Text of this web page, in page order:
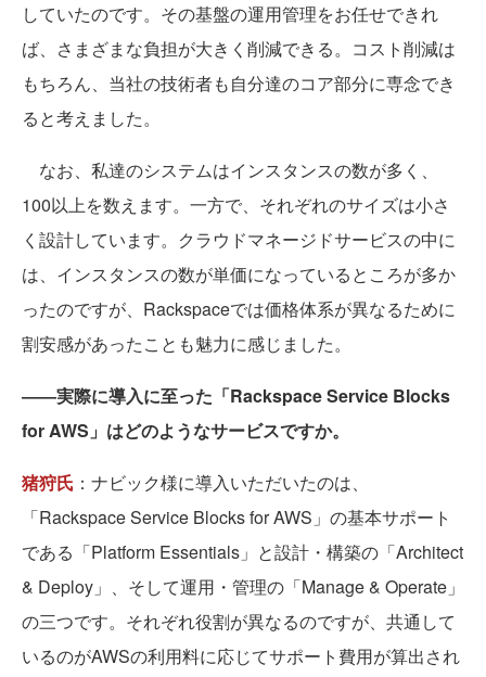
していたのです。その基盤の運用管理をお任せできれ
ば、さまざまな負担が大きく削減できる。コスト削減は
もちろん、当社の技術者も自分達のコア部分に専念でき
ると考えました。
なお、私達のシステムはインスタンスの数が多く、
100以上を数えます。一方で、それぞれのサイズは小さ
く設計しています。クラウドマネージドサービスの中に
は、インスタンスの数が単価になっているところが多か
ったのですが、Rackspaceでは価格体系が異なるために
割安感があったことも魅力に感じました。
――実際に導入に至った「Rackspace Service Blocks
for AWS」はどのようなサービスですか。
猪狩氏 ：ナビック様に導入いただいたのは、
「Rackspace Service Blocks for AWS」の基本サポート
である「Platform Essentials」と設計・構築の「Architect
& Deploy」、そして運用・管理の「Manage & Operate」
の三つです。それぞれ役割が異なるのですが、共通して
いるのがAWSの利用料に応じてサポート費用が算出され